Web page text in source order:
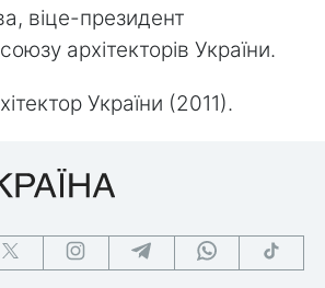
віце-президент
архітекторів України.
України (2011).